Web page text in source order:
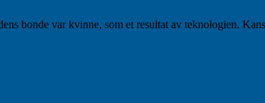
bonde var kvinne, som et resultat av teknologien.